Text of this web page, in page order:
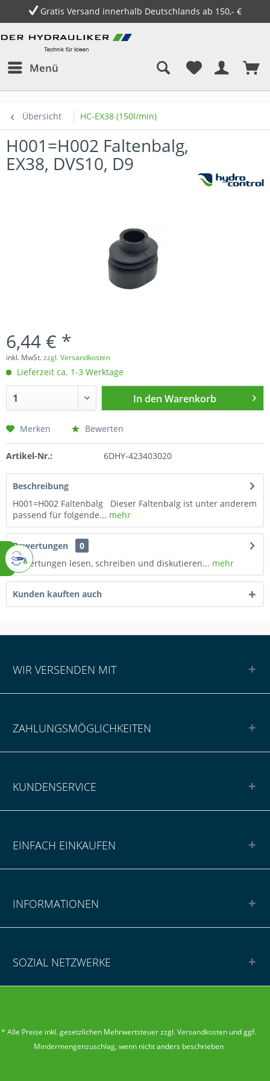
Gratis Versand innerhalb Deutschlands ab 150,- €
Menü
Übersicht HC-EX38 (150l/min)
H001=H002 Faltenbalg,
EX38, DVS10, D9
6,44 € *
inkl. MwSt.zzgl. Versandkosten
Lieferzeit ca. 1-3 Werktage
In den Warenkorb
Merken Bewerten
Artikel-Nr.: 6DHY-423403020
Beschreibung
H001=H002 Faltenbalg Dieser Faltenbalg ist unter anderem
passend für folgende... mehr
Bewertungen
0
Bewertungen lesen, schreiben und diskutieren... mehr
Kunden kauften auch
WIR VERSENDEN MIT
ZAHLUNGSMÖGLICHKEITEN
KUNDENSERVICE
EINFACH EINKAUFEN
INFORMATIONEN
SOZIAL NETZWERKE
* Alle Preise inkl. gesetzlichen Mehrwertsteuer zzgl.Versandkostenund ggf.
Mindermengenzuschlag, wenn nicht anders beschrieben